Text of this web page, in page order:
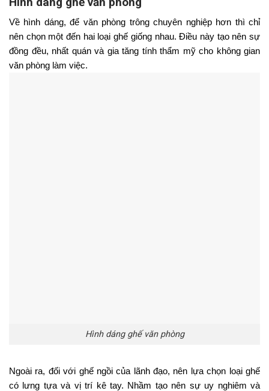
Về hình dáng, để văn phòng trông chuyên nghiệp hơn thì chỉ
nên chọn một đến hai loại ghế giống nhau. Điều này tạo nên sự
đồng đều, nhất quán và gia tăng tính thẩm mỹ cho không gian
văn phòng làm việc.
Hình dáng ghế văn phòng
Ngoài ra, đối với ghế ngồi của lãnh đạo, nên lựa chọn loại ghế
có lưng tựa và vị trí kê tay. Nhầm tạo nên sự uy nghiêm và